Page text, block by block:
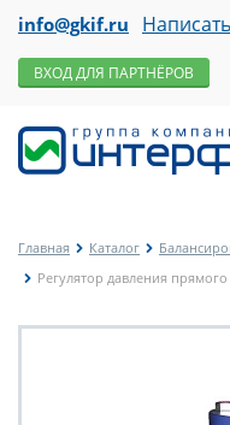
info@gkif.ru
ВХОД ДЛЯ ПАРТНЁРОВ
Главная Каталог
Регулятор давления